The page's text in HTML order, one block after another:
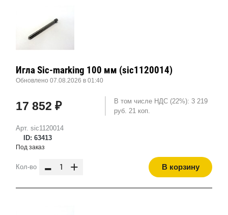
Арт. sic1120014
ID: 63413
Игла Sic-marking 100 мм (sic1120014)
Обновлено 07.08.2026 в 01:40
17 852 ₽
В том числе НДС (22%): 3 219
руб. 21 коп.
Под заказ
Кол-во - + В корзину